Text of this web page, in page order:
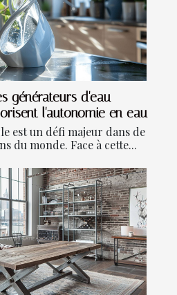
générateurs d'eau
l'autonomie en eau
est un défi majeur dans de
du monde. Face à cette...